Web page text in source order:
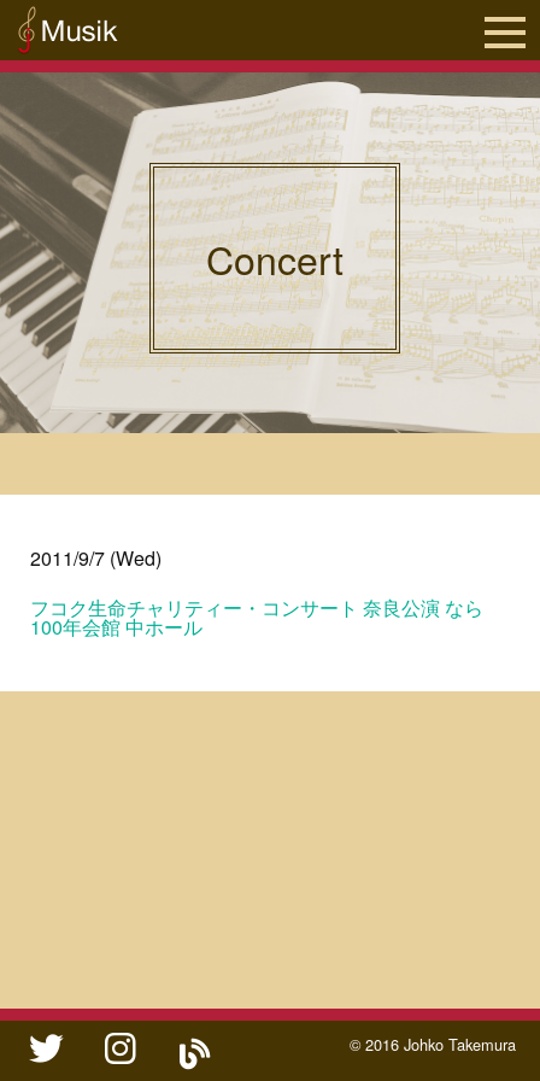
Concert
2011/9/7 (Wed)
フコク生命チャリティー・コンサート 奈良公演 なら
100年会館 中ホール
twitter instagram
ameblo © 2016 Johko Takemura